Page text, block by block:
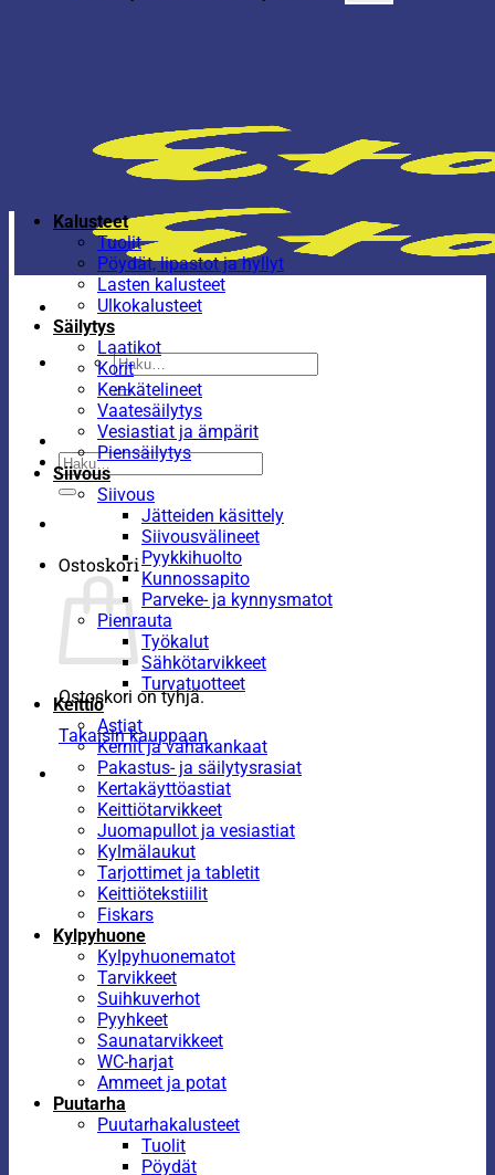
Etsi:
Etsi:
Ostoskori
Ostoskori on tyhjä.
Takaisin kauppaan
Kalusteet
Tuolit
Pöydät, lipastot ja hyllyt
Lasten kalusteet
Ulkokalusteet
Säilytys
Laatikot
Korit
Kenkätelineet
Vaatesäilytys
Vesiastiat ja ämpärit
Piensäilytys
Siivous
Siivous
Jätteiden käsittely
Siivousvälineet
Pyykkihuolto
Kunnossapito
Parveke- ja kynnysmatot
Pienrauta
Työkalut
Sähkötarvikkeet
Turvatuotteet
Keittiö
Astiat
Kernit ja vahakankaat
Pakastus- ja säilytysrasiat
Kertakäyttöastiat
Keittiötarvikkeet
Juomapullot ja vesiastiat
Kylmälaukut
Tarjottimet ja tabletit
Keittiötekstiilit
Fiskars
Kylpyhuone
Kylpyhuonematot
Tarvikkeet
Suihkuverhot
Pyyhkeet
Saunatarvikkeet
WC-harjat
Ammeet ja potat
Puutarha
Puutarhakalusteet
Tuolit
Pöydät